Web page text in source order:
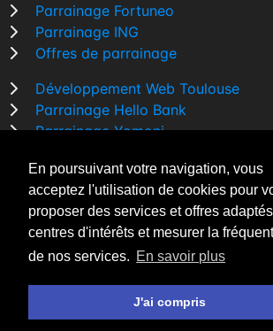
En poursuivant votre navigation, vous
acceptez l'utilisation de cookies pour
proposer des services et offres
centres d'intérêts et mesurer la
de nos services. En savoir plus
J'ai compris
Parrainage Fortuneo
Parrainage ING
Offres de parrainage
Développement Web Toulouse
Parrainage Hello Bank
Parrainage Yomoni
Comparatif banque
By Night v5.7.3| © 2026 - Tous
par undéveloppeur
Toulouse